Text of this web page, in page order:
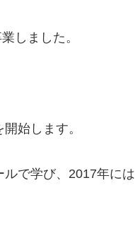
しました。
始します。
で学び、2017年には